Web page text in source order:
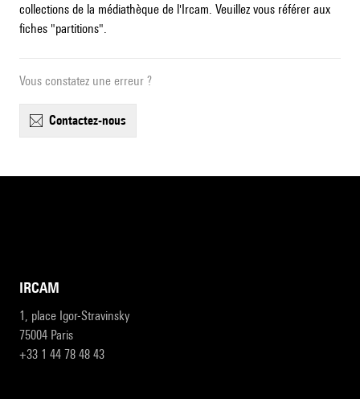
collections de la médiathèque de l'Ircam. Veuillez vous référer aux
fiches "partitions".
Vous constatez une erreur ?
contactez-nous
IRCAM
1, place Igor-Stravinsky
75004 Paris
+33 1 44 78 48 43